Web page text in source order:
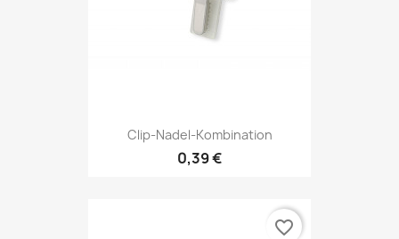
Clip-Nadel-Kombination
0,39 €
favorite_border